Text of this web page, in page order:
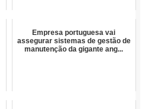
Empresa portuguesa vai
assegurar sistemas de gestão de
manutenção da gigante ang...